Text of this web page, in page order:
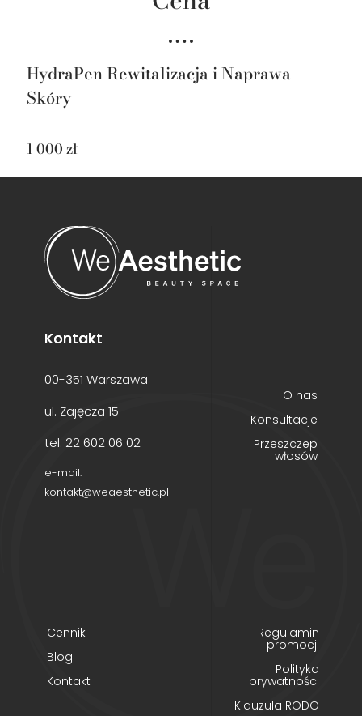
HydraPen Rewitalizacja i Naprawa
Skóry
1 000 zł
Kontakt
00-351 Warszawa
ul. Zajęcza 15
tel. 22 602 06 02
e-mail:
kontakt@weaesthetic.pl
O nas
Konsultacje
Przeszczep
włosów
Cennik
Blog
Kontakt
Regulamin
promocji
Polityka
prywatności
Klauzula RODO